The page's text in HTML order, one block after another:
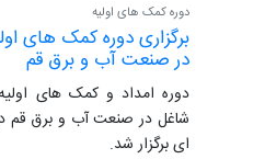
دوره کمک های اولیه
برگزاری دوره کمک های
در صنعت آب و برق قم
دوره امداد و کمک های
شاغل در صنعت آب و برق قم
ای برگزار شد.